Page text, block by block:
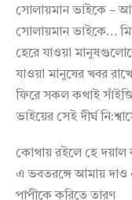
সোলায়মান ভাইকে –
সোলায়মান ভাইকে…
হেরে যাওয়া
যাওয়া মানুষের খবর
ফিরে সকল কথাই
ভাইয়ের সেই দীর্ঘ
কোথায় রইলে হে দয়াল
এ ভবতরঙ্গে আমায় দাও
পাপীকে করিতে তারণ